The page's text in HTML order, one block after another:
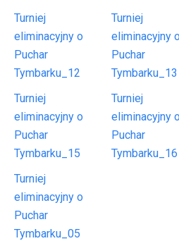
Turniej
eliminacyjny o
Puchar
Tymbarku_12
Turniej
eliminacyjny o
Puchar
Tymbarku_13
Turniej
eliminacyjny o
Puchar
Tymbarku_15
Turniej
eliminacyjny o
Puchar
Tymbarku_16
Turniej
eliminacyjny o
Puchar
Tymbarku_05